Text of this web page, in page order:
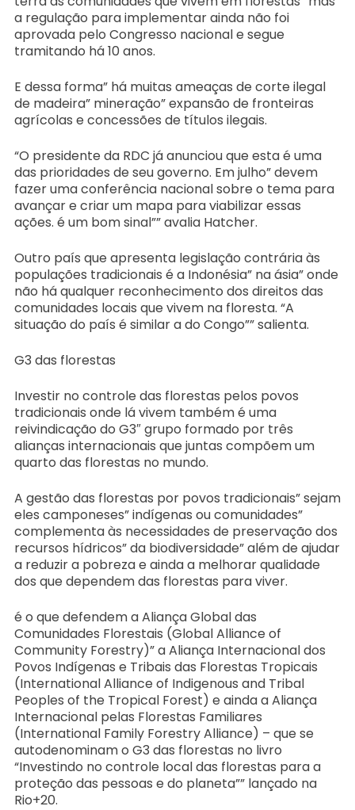
a regulação para implementar ainda não foi
aprovada pelo Congresso nacional e segue
tramitando há 10 anos.
E dessa forma” há muitas ameaças de corte ilegal
de madeira” mineração” expansão de fronteiras
agrícolas e concessões de títulos ilegais.
“O presidente da RDC já anunciou que esta é uma
das prioridades de seu governo. Em julho” devem
fazer uma conferência nacional sobre o tema para
avançar e criar um mapa para viabilizar essas
ações. é um bom sinal”” avalia Hatcher.
Outro país que apresenta legislação contrária às
populações tradicionais é a Indonésia” na ásia” onde
não há qualquer reconhecimento dos direitos das
comunidades locais que vivem na floresta. “A
situação do país é similar a do Congo”” salienta.
G3 das florestas
Investir no controle das florestas pelos povos
tradicionais onde lá vivem também é uma
reivindicação do G3″ grupo formado por três
alianças internacionais que juntas compõem um
quarto das florestas no mundo.
A gestão das florestas por povos tradicionais” sejam
eles camponeses” indígenas ou comunidades”
complementa às necessidades de preservação dos
recursos hídricos” da biodiversidade” além de ajudar
a reduzir a pobreza e ainda a melhorar qualidade
dos que dependem das florestas para viver.
é o que defendem a Aliança Global das
Comunidades Florestais (Global Alliance of
Community Forestry)” a Aliança Internacional dos
Povos Indígenas e Tribais das Florestas Tropicais
(International Alliance of Indigenous and Tribal
Peoples of the Tropical Forest) e ainda a Aliança
Internacional pelas Florestas Familiares
(International Family Forestry Alliance) – que se
autodenominam o G3 das florestas no livro
“Investindo no controle local das florestas para a
proteção das pessoas e do planeta”” lançado na
Rio+20.